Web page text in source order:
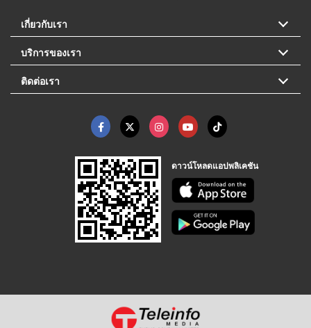
เกี่ยวกับเรา
บริการของเรา
ติดต่อเรา
ดาวน์โหลดแอปพลิเคชัน